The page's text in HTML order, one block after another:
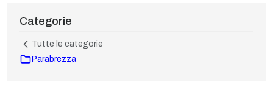
Categorie
Tutte le categorie
Parabrezza